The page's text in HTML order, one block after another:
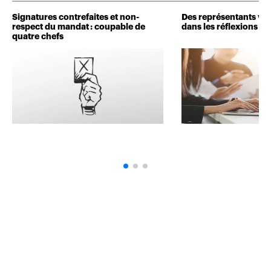
Signatures contrefaites et non-
respect du mandat : coupable de
quatre chefs
Des représentants
dans les réflexions de